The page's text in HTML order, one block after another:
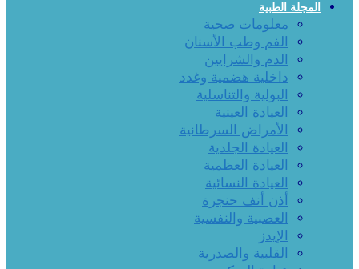
المجلة الطبية
معلومات صحية
الفم وطب الأسنان
الدم والشرايين
داخلية هضمية وغدد
البولية والتناسلية
العيادة العينية
الأمراض السرطانية
العيادة الجلدية
العيادة العظمية
العيادة النسائية
أذن أنف حنجرة
العصبية والنفسية
الإيدز
القلبية والصدرية